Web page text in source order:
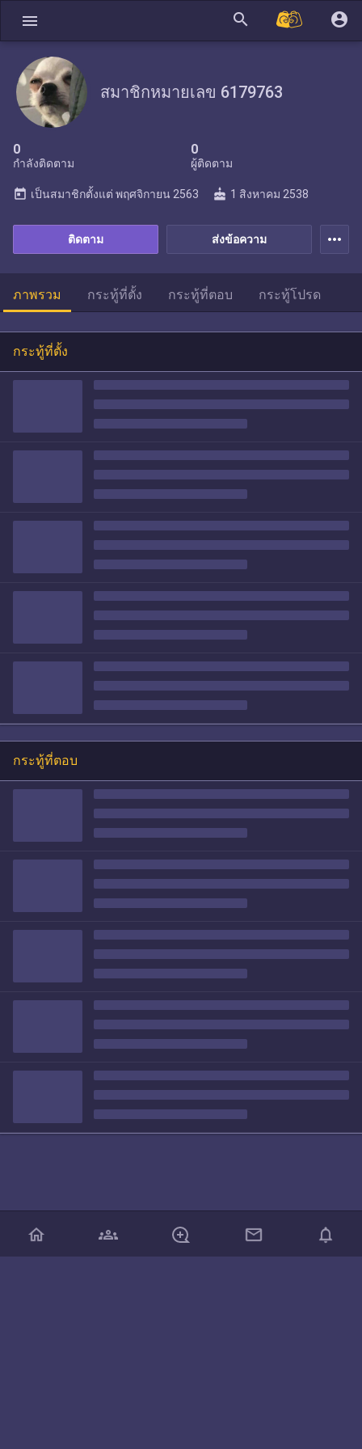
menu search account_circle
สมาชิกหมายเลข 6179763
0
กำลังติดตาม
0
ผู้ติดตาม
ส่งข้อความ
ติดตาม
today เป็นสมาชิกตั้งแต่ พฤศจิกายน 2563 cake 1 สิงหาคม 2538
more_horiz
ภาพรวม กระทู้ที่ตั้ง กระทู้ที่ตอบ กระทู้โปรด
กระทู้ที่ตั้ง
กระทู้ที่ตอบ